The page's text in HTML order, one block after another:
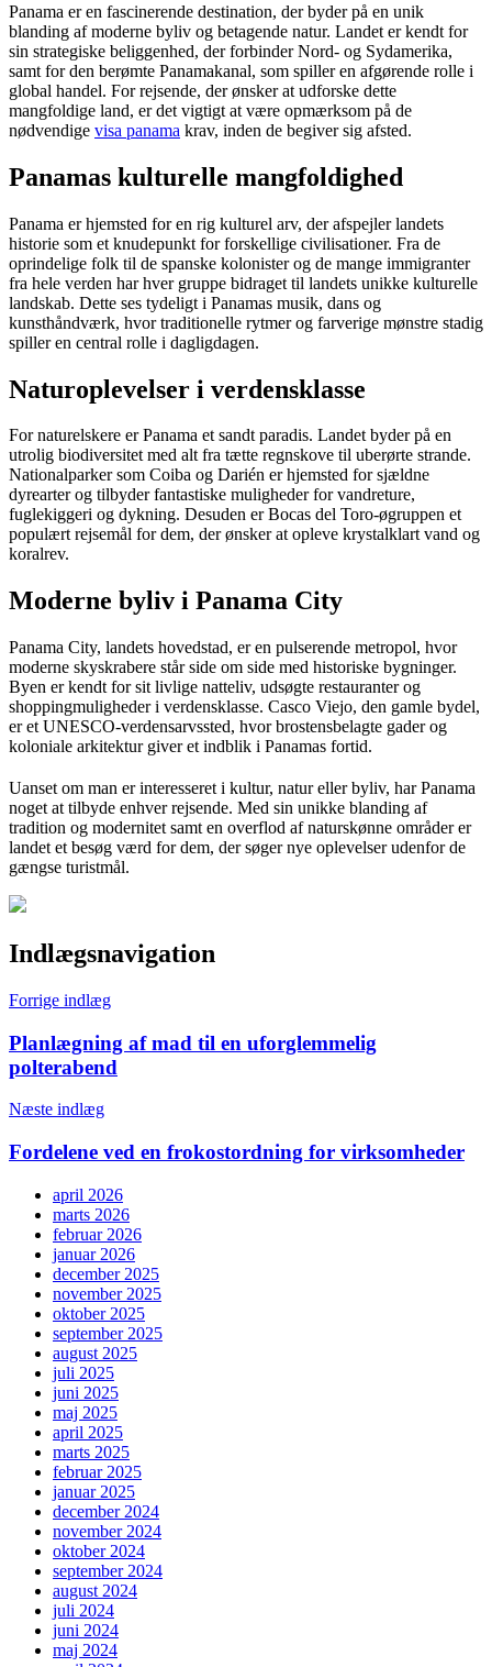
Panama er en fascinerende destination, der byder på en unik
blanding af moderne byliv og betagende natur. Landet er kendt for
sin strategiske beliggenhed, der forbinder Nord- og Sydamerika,
samt for den berømte Panamakanal, som spiller en afgørende rolle i
global handel. For rejsende, der ønsker at udforske dette
mangfoldige land, er det vigtigt at være opmærksom på de
nødvendige visa panama krav, inden de begiver sig afsted.
Panamas kulturelle mangfoldighed
Panama er hjemsted for en rig kulturel arv, der afspejler landets
historie som et knudepunkt for forskellige civilisationer. Fra de
oprindelige folk til de spanske kolonister og de mange immigranter
fra hele verden har hver gruppe bidraget til landets unikke kulturelle
landskab. Dette ses tydeligt i Panamas musik, dans og
kunsthåndværk, hvor traditionelle rytmer og farverige mønstre stadig
spiller en central rolle i dagligdagen.
Naturoplevelser i verdensklasse
For naturelskere er Panama et sandt paradis. Landet byder på en
utrolig biodiversitet med alt fra tætte regnskove til uberørte strande.
Nationalparker som Coiba og Darién er hjemsted for sjældne
dyrearter og tilbyder fantastiske muligheder for vandreture,
fuglekiggeri og dykning. Desuden er Bocas del Toro-øgruppen et
populært rejsemål for dem, der ønsker at opleve krystalklart vand og
koralrev.
Moderne byliv i Panama City
Panama City, landets hovedstad, er en pulserende metropol, hvor
moderne skyskrabere står side om side med historiske bygninger.
Byen er kendt for sit livlige natteliv, udsøgte restauranter og
shoppingmuligheder i verdensklasse. Casco Viejo, den gamle bydel,
er et UNESCO-verdensarvssted, hvor brostensbelagte gader og
koloniale arkitektur giver et indblik i Panamas fortid.
Uanset om man er interesseret i kultur, natur eller byliv, har Panama
noget at tilbyde enhver rejsende. Med sin unikke blanding af
tradition og modernitet samt en overflod af naturskønne områder er
landet et besøg værd for dem, der søger nye oplevelser udenfor de
gængse turistmål.
Indlægsnavigation
Forrige indlæg
Planlægning af mad til en uforglemmelig
polterabend
Næste indlæg
Fordelene ved en frokostordning for virksomheder
april 2026
marts 2026
februar 2026
januar 2026
december 2025
november 2025
oktober 2025
september 2025
august 2025
juli 2025
juni 2025
maj 2025
april 2025
marts 2025
februar 2025
januar 2025
december 2024
november 2024
oktober 2024
september 2024
august 2024
juli 2024
juni 2024
maj 2024